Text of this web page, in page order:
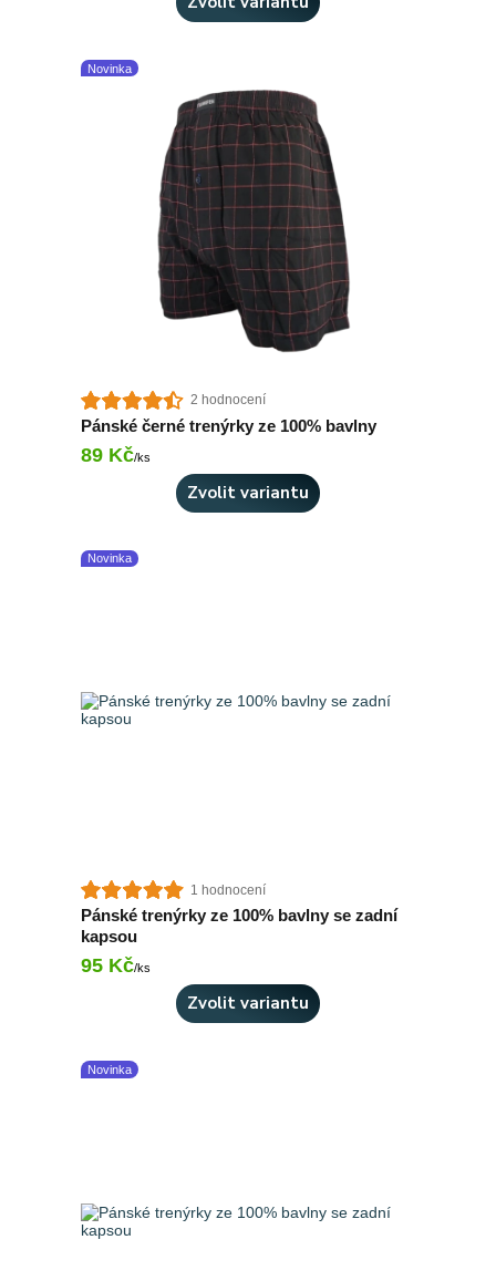
Novinka
2 hodnocení
Pánské černé trenýrky ze 100% bavlny
89 Kč/ks
Zvolit variantu
Novinka
1 hodnocení
Pánské trenýrky ze 100% bavlny se zadní
kapsou
95 Kč/ks
Zvolit variantu
Novinka